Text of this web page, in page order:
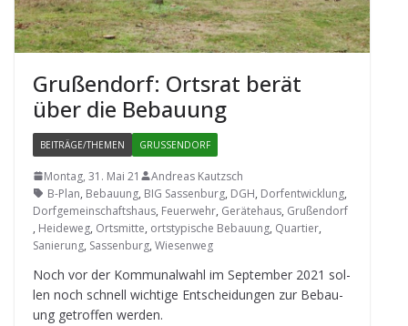
Gru­ßen­dorf: Orts­rat berät
über die Bebauung
BEITRÄGE/THEMEN GRUSSENDORF
Montag, 31. Mai 21
Andreas Kautzsch
B-Plan, Bebauung, BIG Sassenburg, DGH, Dorfentwicklung,
Dorfgemeinschaftshaus, Feuerwehr, Gerätehaus, Grußendorf
, Heideweg, Ortsmitte, ortstypische Bebauung, Quartier,
Sanierung, Sassenburg, Wiesenweg
Noch vor der Kom­mu­nal­wahl im Sep­tem­ber 2021 sol­
len noch schnell wich­tige Ent­schei­dun­gen zur Bebau­
ung getrof­fen werden.